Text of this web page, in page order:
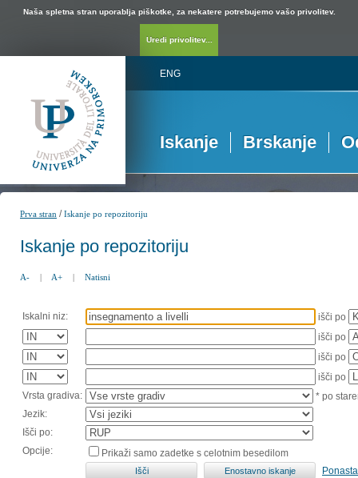
Naša spletna stran uporablja piškotke, za nekatere potrebujemo vašo privolitev.
Uredi privolitev...
ENG
Iskanje Brskanje
Prva stran /Iskanje po repozitoriju
Iskanje po repozitoriju
A- | A+ | Natisni
Iskalni niz:
išči po
išči po
išči po
išči po
Vrsta gradiva:
* po
Jezik:
Išči po:
Opcije:
Prikaži samo zadetke s celotnim besedilom